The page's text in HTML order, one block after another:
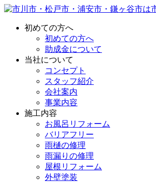
初めての方へ
初めての方へ
助成金について
当社について
コンセプト
スタッフ紹介
会社案内
事業内容
施工内容
お風呂リフォーム
バリアフリー
雨樋の修理
雨漏りの修理
屋根リフォーム
外壁塗装